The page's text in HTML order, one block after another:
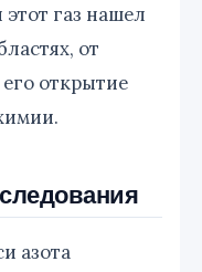
газ нашел
от
открытие
азота